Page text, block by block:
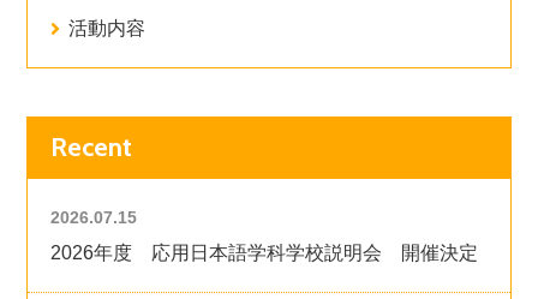
活動内容
Recent
2026.07.15
2026年度 応用日本語学科学校説明会 開催決定